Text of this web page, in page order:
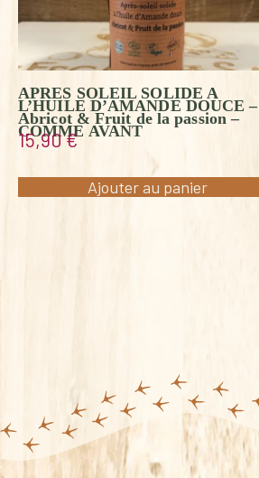
APRES SOLEIL SOLIDE A
L’HUILE D’AMANDE DOUCE –
Abricot & Fruit de la passion –
COMME AVANT
15,90€
Ajouter au panier